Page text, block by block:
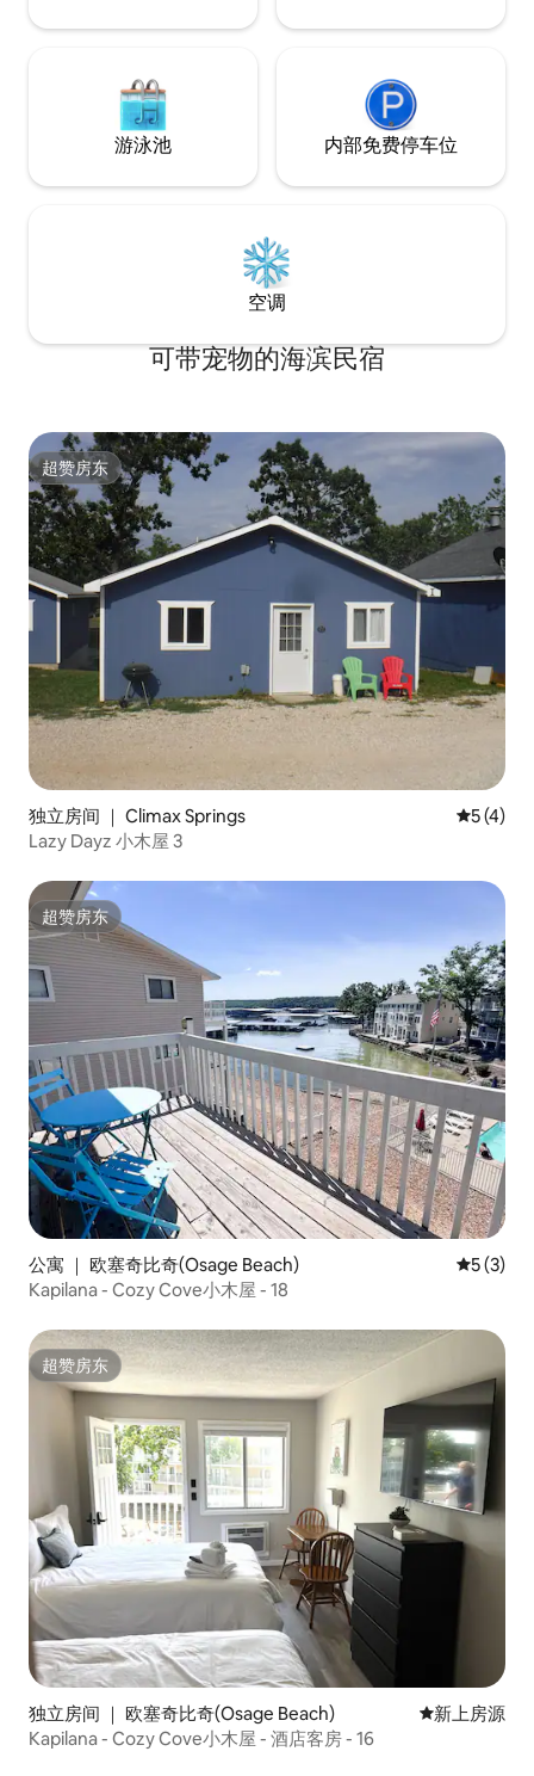
游泳池 内部免费停车位
空调
可带宠物的海滨民宿
超赞房东
超赞房东
独立房间 ｜ Climax Springs 平均评分
5 (4)
Lazy Dayz 小木屋 3
超赞房东
超赞房东
公寓 ｜ 欧塞奇比奇(Osage Beach) 平均评分
5 (3)
Kapilana - Cozy Cove小木屋 - 18
超赞房东
超赞房东
独立房间 ｜ 欧塞奇比奇(Osage Beach) 新房源
新上房源
Kapilana - Cozy Cove小木屋 - 酒店客房 - 16